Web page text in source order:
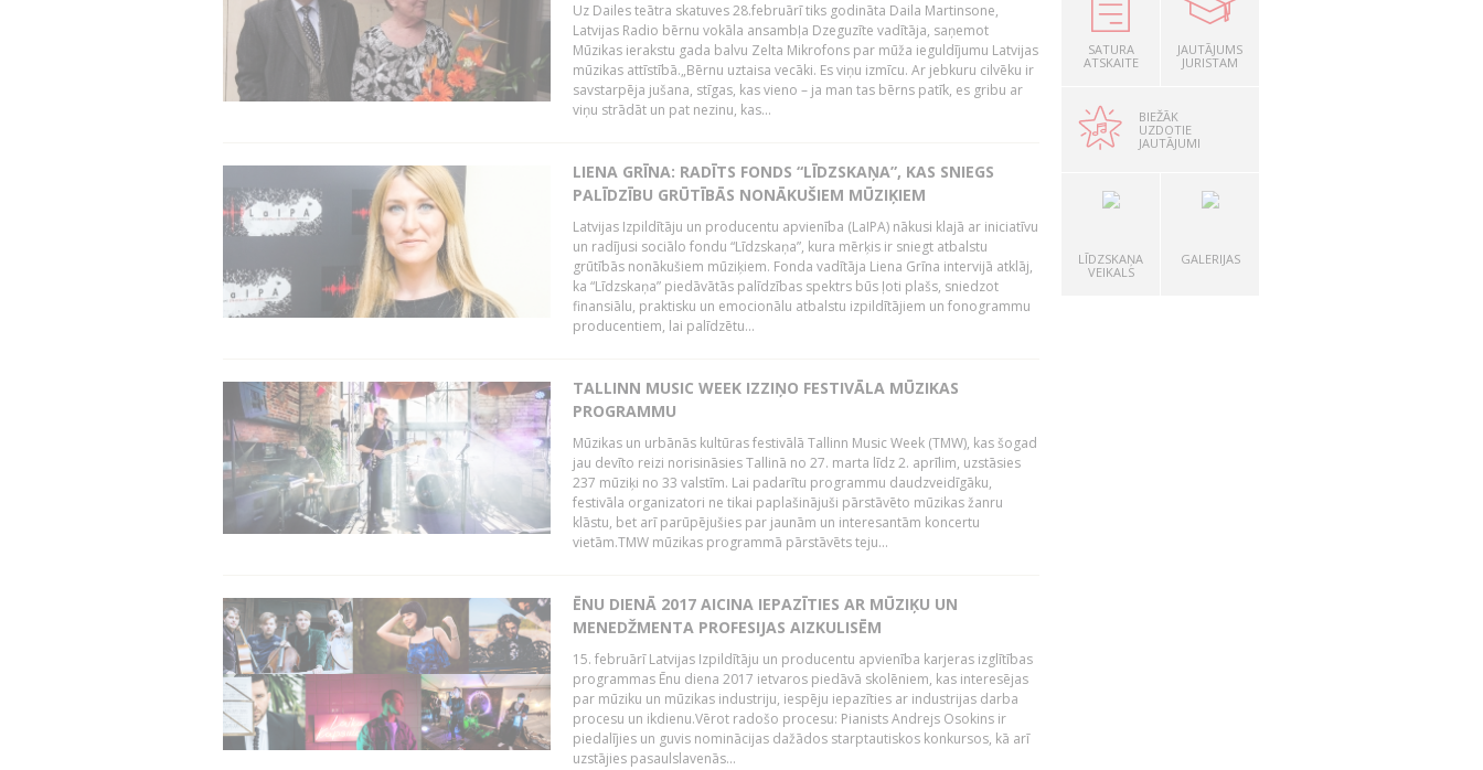
Uz Dailes teātra skatuves 28.februārī tiks godināta Daila Martinsone,
Latvijas Radio bērnu vokāla ansambļa Dzeguzīte vadītāja, saņemot
Mūzikas ierakstu gada balvu Zelta Mikrofons par mūža ieguldījumu Latvijas
mūzikas attīstībā.„Bērnu uztaisa vecāki. Es viņu izmīcu. Ar jebkuru cilvēku ir
savstarpēja jušana, stīgas, kas vieno – ja man tas bērns patīk, es gribu ar
viņu strādāt un pat nezinu, kas...
LIENA GRĪNA: RADĪTS FONDS “LĪDZSKAŅA”, KAS SNIEGS
PALĪDZĪBU GRŪTĪBĀS NONĀKUŠIEM MŪZIĶIEM
Latvijas Izpildītāju un producentu apvienība (LaIPA) nākusi klajā ar iniciatīvu
un radījusi sociālo fondu “Līdzskaņa”, kura mērķis ir sniegt atbalstu
grūtībās nonākušiem mūziķiem. Fonda vadītāja Liena Grīna intervijā atklāj,
ka “Līdzskaņa” piedāvātās palīdzības spektrs būs ļoti plašs, sniedzot
finansiālu, praktisku un emocionālu atbalstu izpildītājiem un fonogrammu
producentiem, lai palīdzētu...
TALLINN MUSIC WEEK IZZIŅO FESTIVĀLA MŪZIKAS
PROGRAMMU
Mūzikas un urbānās kultūras festivālā Tallinn Music Week (TMW), kas šogad
jau devīto reizi norisināsies Tallinā no 27. marta līdz 2. aprīlim, uzstāsies
237 mūziķi no 33 valstīm. Lai padarītu programmu daudzveidīgāku,
festivāla organizatori ne tikai paplašinājuši pārstāvēto mūzikas žanru
klāstu, bet arī parūpējušies par jaunām un interesantām koncertu
vietām.TMW mūzikas programmā pārstāvēts teju...
ĒNU DIENĀ 2017 AICINA IEPAZĪTIES AR MŪZIĶU UN
MENEDŽMENTA PROFESIJAS AIZKULISĒM
15. februārī Latvijas Izpildītāju un producentu apvienība karjeras izglītības
programmas Ēnu diena 2017 ietvaros piedāvā skolēniem, kas interesējas
par mūziku un mūzikas industriju, iespēju iepazīties ar industrijas darba
procesu un ikdienu.Vērot radošo procesu: Pianists Andrejs Osokins ir
piedalījies un guvis nominācijas dažādos starptautiskos konkursos, kā arī
uzstājies pasaulslavenās...
SATURA
ATSKAITE
JAUTĀJUMS
JURISTAM
BIEŽĀK
UZDOTIE
JAUTĀJUMI
LĪDZSKAŅA
VEIKALS
GALERIJAS